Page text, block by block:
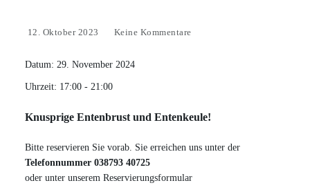
12. Oktober 2023 Keine Kommentare
Datum:29. November 2024
Uhrzeit: 17:00 - 21:00
Knusprige Entenbrust und Entenkeule!
Bitte reservieren Sie vorab. Sie erreichen uns unter der
Telefonnummer 038793 40725
oder unter unseremReservierungsformular